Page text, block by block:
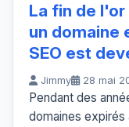
La fin de
un domaine
SEO est
Jimmy 28 mai
Pendant des
domaines